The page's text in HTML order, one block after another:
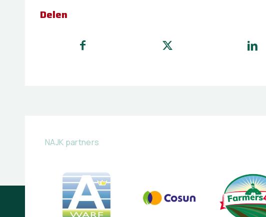
Delen
NAJK partners